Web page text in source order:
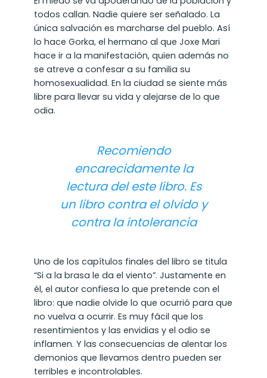
todos callan. Nadie quiere ser señalado. La
única salvación es marcharse del pueblo. Así
lo hace Gorka, el hermano al que Joxe Mari
hace ir a la manifestación, quien además no
se atreve a confesar a su familia su
homosexualidad. En la ciudad se siente más
libre para llevar su vida y alejarse de lo que
odia.
Recomiendo
encarecidamente la
lectura del este libro. Es
un libro contra el olvido y
contra la intolerancia
Uno de los capítulos finales del libro se titula
“Si a la brasa le da el viento”. Justamente en
él, el autor confiesa lo que pretende con el
libro: que nadie olvide lo que ocurrió para que
no vuelva a ocurrir. Es muy fácil que los
resentimientos y las envidias y el odio se
inflamen. Y las consecuencias de alentar los
demonios que llevamos dentro pueden ser
terribles e incontrolables.